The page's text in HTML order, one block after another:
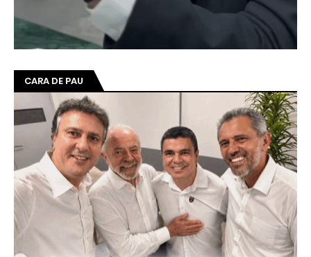
CARA DE PAU